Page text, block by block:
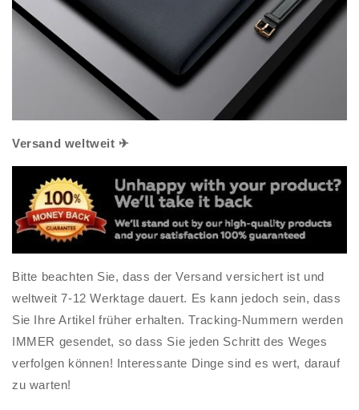
Versand weltweit ✈
Bitte beachten Sie, dass der Versand versichert ist und
weltweit 7-12 Werktage dauert. Es kann jedoch sein, dass
Sie Ihre Artikel früher erhalten. Tracking-Nummern werden
IMMER gesendet, so dass Sie jeden Schritt des Weges
verfolgen können! Interessante Dinge sind es wert, darauf
zu warten!